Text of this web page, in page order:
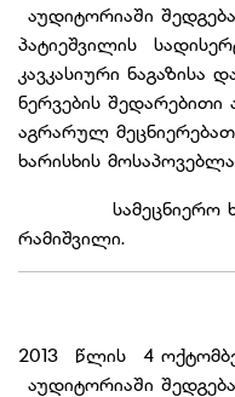
აუდიტორიაში
პატიეშვილის
კავკასიური ნაგაზისა
ნერვების შედარებითი
აგრარულ
ხარისხის
სამეცნიერო
რამიშვილი.
2013 წლის 4
აუდიტორიაში